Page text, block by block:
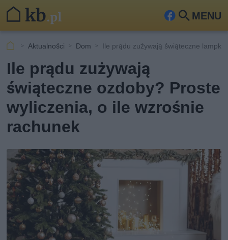
MENU
Fa
ceb
ook
Szu
Aktualności Dom Ile prądu zużywają świąteczne lampki
Ile prądu zużywają
świąteczne ozdoby? Proste
wyliczenia, o ile wzrośnie
rachunek